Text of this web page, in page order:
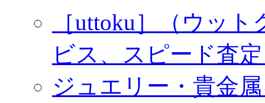
［uttoku］（ウッ
ビス、スピード査
ジュエリー・貴金